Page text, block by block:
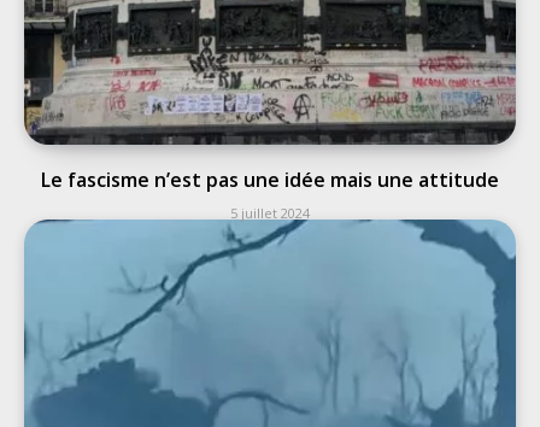
Le fascisme n’est pas une idée mais une attitude
5 juillet 2024